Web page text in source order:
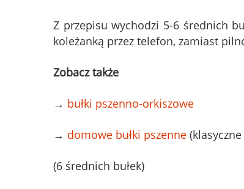
Z przepisu wychodzi 5-6 średnich
koleżanką przez telefon, zamiast
Zobacz także
→ bułki pszenno-orkiszowe
→ domowe bułki pszenne
(6 średnich bułek)